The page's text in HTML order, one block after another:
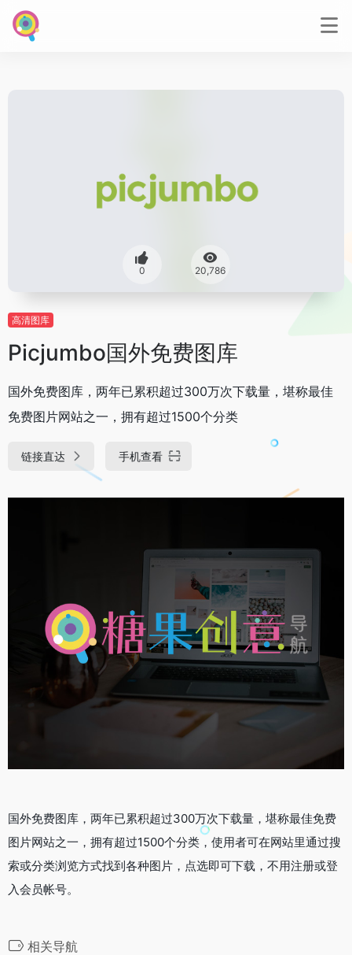
0 20,786
高清图库
Picjumbo国外免费图库
国外免费图库，两年已累积超过300万次下载量，堪称最佳
免费图片网站之一，拥有超过1500个分类
链接直达 手机查看
国外免费图库，两年已累积超过300万次下载量，堪称最佳免费
图片网站之一，拥有超过1500个分类，使用者可在网站里通过搜
索或分类浏览方式找到各种图片，点选即可下载，不用注册或登
入会员帐号。
相关导航